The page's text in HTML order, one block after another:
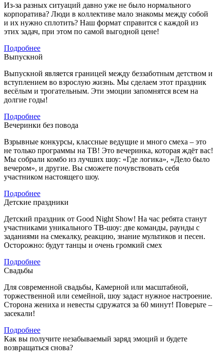
Из-за разных ситуаций давно уже не было нормального
корпоратива? Люди в коллективе мало знакомы между собой
и их нужно сплотить? Наш формат справится с каждой из
этих задач, при этом по самой выгодной цене!
Подробнее
Выпускной
Выпускной является границей между беззаботным детством и
вступлением во взрослую жизнь. Мы сделаем этот праздник
весёлым и трогательным. Эти эмоции запомнятся всем на
долгие годы!
Подробнее
Вечеринки без повода
Взрывные конкурсы, классные ведущие и много смеха – это
не только программы на ТВ! Это вечеринка, которая ждёт вас!
Мы собрали комбо из лучших шоу: «Где логика», «Дело было
вечером», и другие. Вы сможете почувствовать себя
участником настоящего шоу.
Подробнее
Детские праздники
Детский праздник от Good Night Show! На час ребята станут
участниками уникального ТВ-шоу: две команды, раунды с
заданиями на смекалку, реакцию, знание мультиков и песен.
Осторожно: будут танцы и очень громкий смех
Подробнее
Свадьбы
Для современной свадьбы, Камерной или масштабной,
торжественной или семейной, шоу задаст нужное настроение.
Сторона жениха и невесты сдружатся за 60 минут! Поверьте –
засекали!
Подробнее
Как вы получите незабываемый заряд эмоций и будете
возвращаться снова?